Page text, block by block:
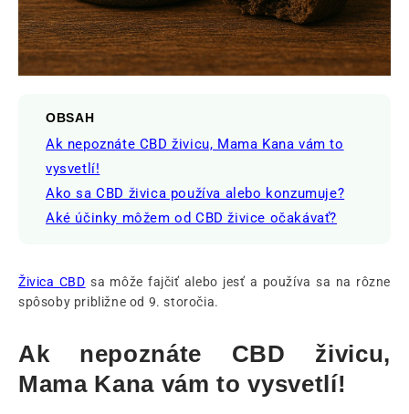
OBSAH
Ak nepoznáte CBD živicu, Mama Kana vám to
vysvetlí!
Ako sa CBD živica používa alebo konzumuje?
Aké účinky môžem od CBD živice očakávať?
Živica CBD sa môže fajčiť alebo jesť a používa sa na rôzne
spôsoby približne od 9. storočia.
Ak nepoznáte CBD živicu,
Mama Kana vám to vysvetlí!